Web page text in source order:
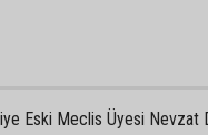
Eski Meclis Üyesi Nevzat